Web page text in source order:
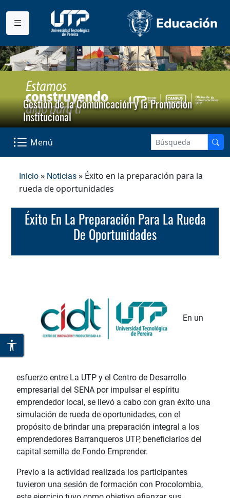
Gestión de la Comunicación y la Promoción
Institucional
Menú
Inicio » Noticias » Éxito en la preparación para la
rueda de oportunidades
Éxito En La Preparación Para La Rueda
De Oportunidades
En un
esfuerzo entre La UTP y el Centro de Desarrollo
empresarial del SENA por impulsar el espíritu
emprendedor local, se llevó a cabo con gran éxito una
simulación de rueda de oportunidades, con el
propósito de brindar una preparación integral a los
emprendedores Barranqueros UTP, beneficiarios del
capital semilla de Fondo Emprender.
Previo a la actividad realizada los participantes
tuvieron una sesión de formación con Procolombia,